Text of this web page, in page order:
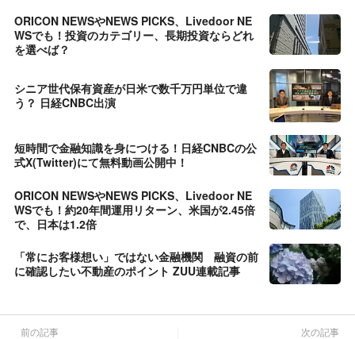
ORICON NEWSやNEWS PICKS、Livedoor NE
WSでも！投資のカテゴリー、長期投資ならどれ
を選べば？
シニア世代保有資産が日米で数千万円単位で違
う？ 日経CNBC出演
短時間で金融知識を身につける！日経CNBCの公
式X(Twitter)にて無料動画公開中！
ORICON NEWSやNEWS PICKS、Livedoor NE
WSでも！約20年間運用リターン、米国が2.45倍
で、日本は1.2倍
「常にお客様想い」ではない金融機関 融資の前
に確認したい不動産のポイント ZUU連載記事
前の記事 次の記事